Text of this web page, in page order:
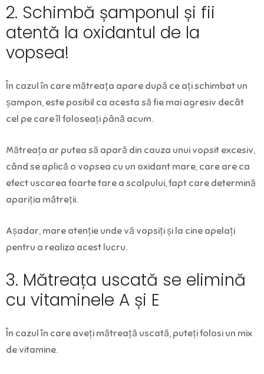
2. Schimbă șamponul și fii
atentă la oxidantul de la
vopsea!
În cazul în care mătreața apare după ce ați schimbat un
șampon, este posibil ca acesta să fie mai agresiv decât
cel pe care îl foloseați până acum.
Mătreața ar putea să apară din cauza unui vopsit excesiv,
când se aplică o vopsea cu un oxidant mare, care are ca
efect uscarea foarte tare a scalpului, fapt care determină
apariția mătreții.
Așadar, mare atenție unde vă vopsiți și la cine apelați
pentru a realiza acest lucru.
3. Mătreața uscată se elimină
cu vitaminele A și E
În cazul în care aveți mătreață uscată, puteți folosi un mix
de vitamine.